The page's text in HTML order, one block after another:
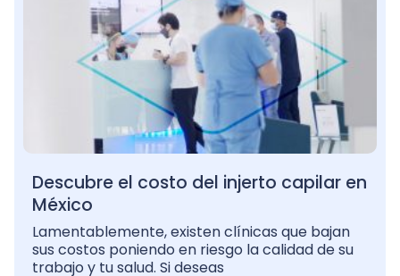
Descubre el costo del injerto capilar en
México
Lamentablemente, existen clínicas que bajan
sus costos poniendo en riesgo la calidad de su
trabajo y tu salud. Si deseas